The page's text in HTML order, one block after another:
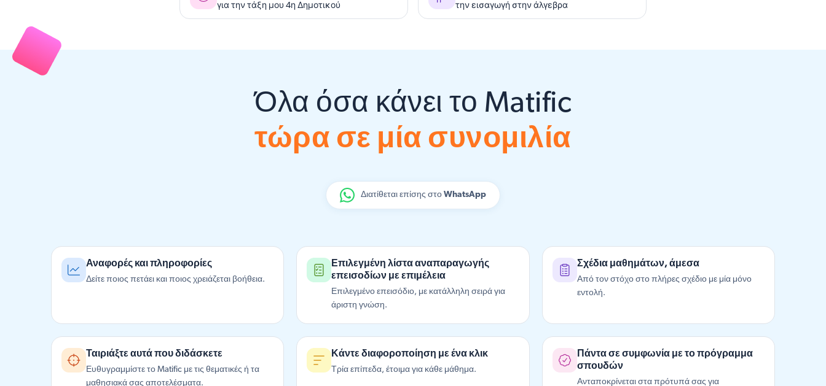
για την τάξη μου 4η Δημοτικού
την εισαγωγή στην άλγεβρα
Όλα όσα κάνει το Matific
τώρα σε μία συνομιλία
Διατίθεται επίσης στο WhatsApp
Αναφορές και πληροφορίες
Δείτε ποιος πετάει και ποιος χρειάζεται βοήθεια.
Επιλεγμένη λίστα αναπαραγωγής
επεισοδίων με επιμέλεια
Επιλεγμένο επεισόδιο, με κατάλληλη σειρά για
άριστη γνώση.
Σχέδια μαθημάτων, άμεσα
Από τον στόχο στο πλήρες σχέδιο με μία μόνο
εντολή.
Ταιριάξτε αυτά που διδάσκετε
Ευθυγραμμίστε το Matific με τις θεματικές ή τα
μαθησιακά σας αποτελέσματα.
Κάντε διαφοροποίηση με ένα κλικ
Τρία επίπεδα, έτοιμα για κάθε μάθημα.
Πάντα σε συμφωνία με το πρόγραμμα
σπουδών
Ανταποκρίνεται στα πρότυπά σας για